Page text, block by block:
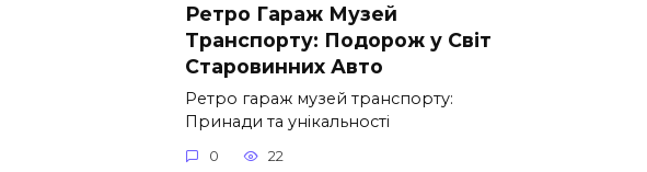
Ретро Гараж Музей
Транспорту: Подорож у Світ
Старовинних Авто
Ретро гараж музей транспорту:
Принади та унікальності
0 22